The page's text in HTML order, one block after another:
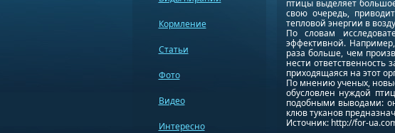
птицы выделяет
свою очередь,
тепловой энергии в
По словам
эффективной.
раза больше, чем
нести ответственность
приходящаяся на этот
По мнению ученых,
обусловлен нуждой
подобными выводами:
клюв туканов
Источник: http://for-
Кормление
Статьи
Фото
Видео
Интересно